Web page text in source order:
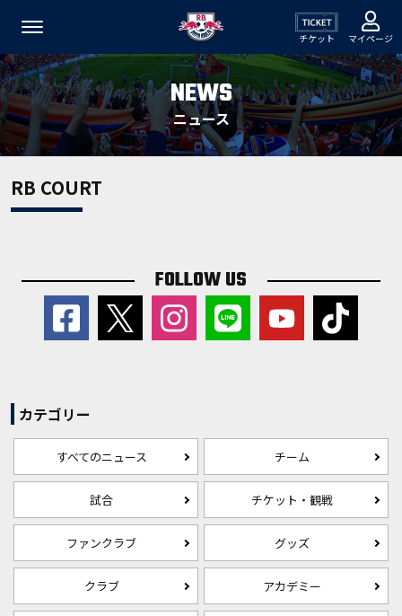
チケット マイページ
NEWS
ニュース
RB COURT
FOLLOW US
カテゴリー
すべてのニュース チーム
試合 チケット・観戦
ファンクラブ グッズ
クラブ アカデミー